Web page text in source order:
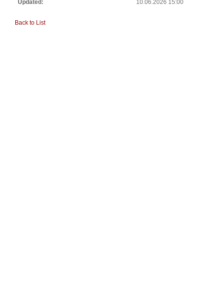
Updated 10.06.2026 15:00
Back to List